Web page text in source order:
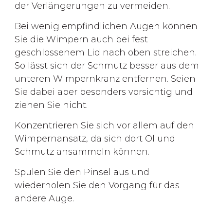
der Verlängerungen zu vermeiden.
Bei wenig empfindlichen Augen können
Sie die Wimpern auch bei fest
geschlossenem Lid nach oben streichen.
So lässt sich der Schmutz besser aus dem
unteren Wimpernkranz entfernen. Seien
Sie dabei aber besonders vorsichtig und
ziehen Sie nicht.
Konzentrieren Sie sich vor allem auf den
Wimpernansatz, da sich dort Öl und
Schmutz ansammeln können.
Spülen Sie den Pinsel aus und
wiederholen Sie den Vorgang für das
andere Auge.